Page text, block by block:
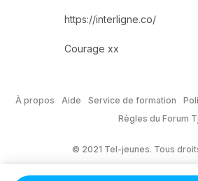
https://interligne.co/
Courage xx
À propos Aide Service de formation
Règles du Forum Tj
© 2021 Tel-jeunes. Tous